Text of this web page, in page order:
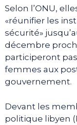
Selon l’ONU,
«réunifier les
sécurité»
décembre
participeront
femmes aux
gouvernement.
Devant les
politique libyen